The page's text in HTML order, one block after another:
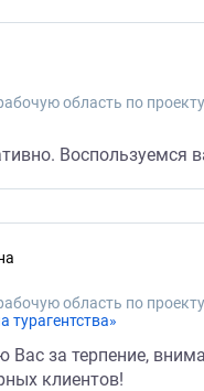
область по
область по
турагентства»
Вас за терпение,
клиентов!